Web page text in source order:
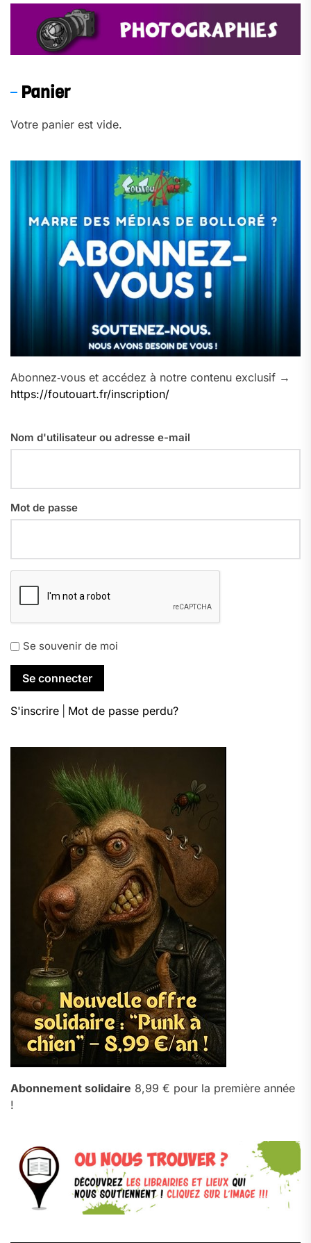
Panier
Votre panier est vide.
Abonnez‑vous et accédez à notre contenu exclusif →
https://foutouart.fr/inscription/
Nom d'utilisateur ou adresse e-mail
Mot de passe
Se souvenir de moi
S'inscrire Mot de passe perdu?
Abonnement solidaire 8,99 € pour la première année
!